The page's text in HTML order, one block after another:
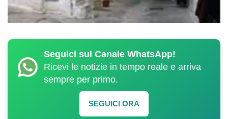
Seguici sul Canale WhatsApp!
Ricevi le notizie in tempo reale e arriva
sempre per primo.
SEGUICI ORA